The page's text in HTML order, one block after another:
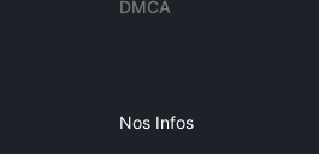
DMCA
Nos Infos